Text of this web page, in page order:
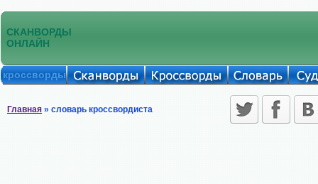
СКАНВОРДЫ
ОНЛАЙН
кроссворды
Главная » словарь кроссвордиста